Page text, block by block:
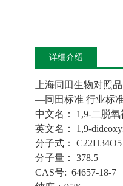
详细介绍
上海同田生物对照品
—同田标准 行业标
中文名：
1,9-二脱
英文名：
1,9-
分子式：
分子量：
378.5
CAS号: 64657-18-7